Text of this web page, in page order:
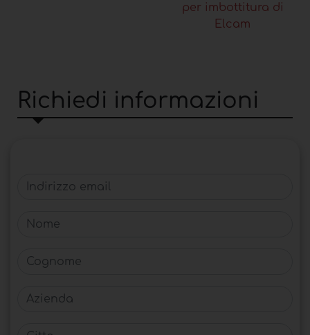
per imbottitura di
Elcam
Richiedi informazioni
Indirizzo email
Nome
Cognome
Azienda
Citta